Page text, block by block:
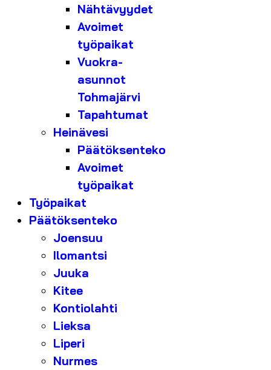
Nähtävyydet
Avoimet
työpaikat
Vuokra-
asunnot
Tohmajärvi
Tapahtumat
Heinävesi
Päätöksenteko
Avoimet
työpaikat
Työpaikat
Päätöksenteko
Joensuu
Ilomantsi
Juuka
Kitee
Kontiolahti
Lieksa
Liperi
Nurmes